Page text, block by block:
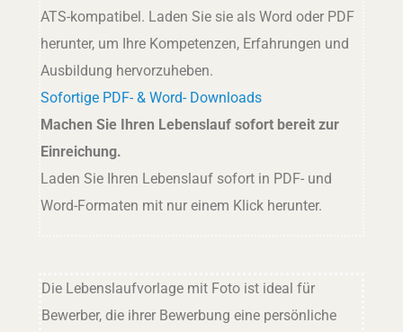
ATS-kompatibel. Laden Sie sie als Word oder PDF
herunter, um Ihre Kompetenzen, Erfahrungen und
Ausbildung hervorzuheben.
Sofortige PDF- & Word- Downloads
Machen Sie Ihren Lebenslauf sofort bereit zur
Einreichung.
Laden Sie Ihren Lebenslauf sofort in PDF- und
Word-Formaten mit nur einem Klick herunter.
Die Lebenslaufvorlage mit Foto ist ideal für
Bewerber, die ihrer Bewerbung eine persönliche